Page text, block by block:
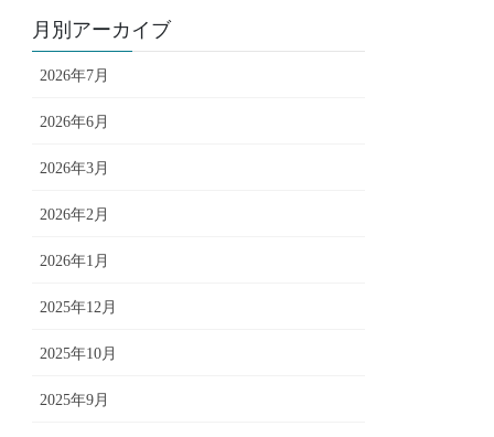
月別アーカイブ
2026年7月
2026年6月
2026年3月
2026年2月
2026年1月
2025年12月
2025年10月
2025年9月